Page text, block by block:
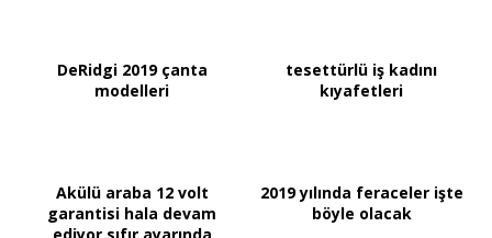
DeRidgi 2019 çanta
modelleri
tesettürlü iş kadını
kıyafetleri
Akülü araba 12 volt
garantisi hala devam
2019 yılında feraceler işte
böyle olacak